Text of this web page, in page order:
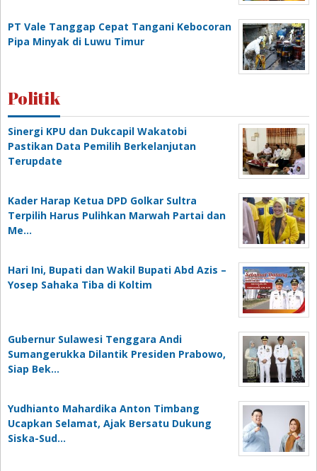
PT Vale Tanggap Cepat Tangani Kebocoran
Pipa Minyak di Luwu Timur
Politik
Sinergi KPU dan Dukcapil Wakatobi
Pastikan Data Pemilih Berkelanjutan
Terupdate
Kader Harap Ketua DPD Golkar Sultra
Terpilih Harus Pulihkan Marwah Partai dan
Me…
Hari Ini, Bupati dan Wakil Bupati Abd Azis –
Yosep Sahaka Tiba di Koltim
Gubernur Sulawesi Tenggara Andi
Sumangerukka Dilantik Presiden Prabowo,
Siap Bek…
Yudhianto Mahardika Anton Timbang
Ucapkan Selamat, Ajak Bersatu Dukung
Siska-Sud…